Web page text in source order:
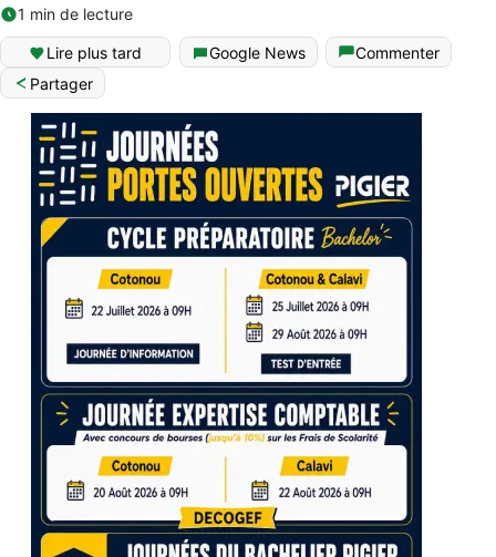
1 min de lecture
Lire plus tard Google News
Commenter
Partager